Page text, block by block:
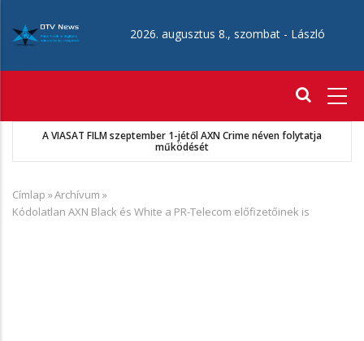
tartalomra
2026. augusztus 8., szombat - László
A VIASAT FILM szeptember 1-jétől AXN Crime néven folytatja
működését
Morzsa
Címlap »Archívum »
Kódolatlan AXN Black és White a PR-Telecom előfizetőinek is